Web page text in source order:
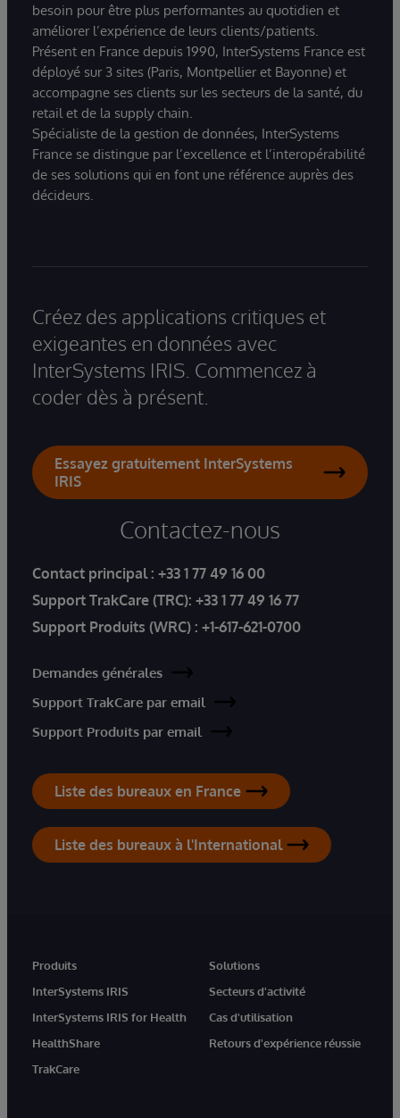
besoin pour être plus performantes au quotidien et
améliorer l’expérience de leurs clients/patients.
Présent en France depuis 1990, InterSystems France est
déployé sur 3 sites (Paris, Montpellier et Bayonne) et
accompagne ses clients sur les secteurs de la santé, du
retail et de la supply chain.
Spécialiste de la gestion de données, InterSystems
France se distingue par l’excellence et l’interopérabilité
de ses solutions qui en font une référence auprès des
décideurs.
Créez des applications critiques et
exigeantes en données avec
InterSystems IRIS. Commencez à
coder dès à présent.
Essayez gratuitement InterSystems
IRIS
Contactez-nous
Contact principal : +33 1 77 49 16 00
Support TrakCare (TRC): +33 1 77 49 16 77
Support Produits (WRC) : +1-617-621-0700
Demandes générales
Support TrakCare par email
Support Produits par email
Liste des bureaux en France
Liste des bureaux à l'International
Produits
InterSystems IRIS
InterSystems IRIS for Health
HealthShare
TrakCare
Solutions
Secteurs d'activité
Cas d'utilisation
Retours d'expérience réussie